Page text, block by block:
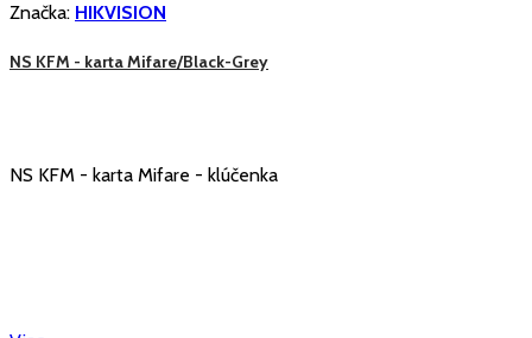
Značka: HIKVISION
NS KFM - karta Mifare/Black-Grey
NS KFM - karta Mifare - klúčenka